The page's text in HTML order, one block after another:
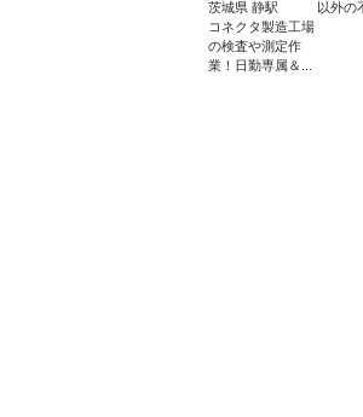
茨城県 静駅
コネクタ製造工場
の検査や測定作
業！日勤専属＆...
以外の